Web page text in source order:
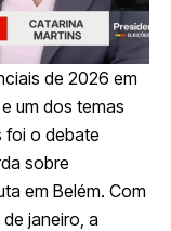
de 2026 em
um dos temas
foi o debate
sobre
em Belém. Com
janeiro, a